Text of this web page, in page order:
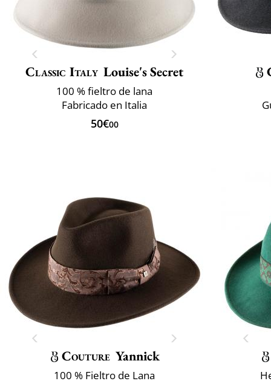
Classic Italy Louise's Secret
100 % fieltro de lana
Fabricado en Italia
50€00
Couture Yannick
100 % Fieltro de Lana